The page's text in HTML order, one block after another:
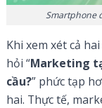
Smartphone
Khi xem xét cả
hỏi “Marketing
cầu?” phức tạp
hai. Thực tế,